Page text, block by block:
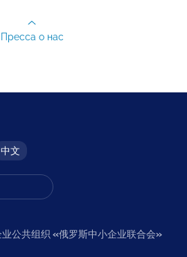
Пресса о нас
中文
公共组织 «俄罗斯中小企业联合会»